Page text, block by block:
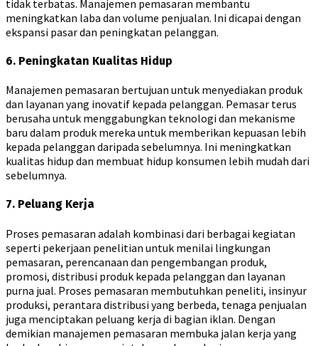
tidak terbatas. Manajemen pemasaran membantu
meningkatkan laba dan volume penjualan. Ini dicapai dengan
ekspansi pasar dan peningkatan pelanggan.
6. Peningkatan Kualitas Hidup
Manajemen pemasaran bertujuan untuk menyediakan produk
dan layanan yang inovatif kepada pelanggan. Pemasar terus
berusaha untuk menggabungkan teknologi dan mekanisme
baru dalam produk mereka untuk memberikan kepuasan lebih
kepada pelanggan daripada sebelumnya. Ini meningkatkan
kualitas hidup dan membuat hidup konsumen lebih mudah dari
sebelumnya.
7. Peluang Kerja
Proses pemasaran adalah kombinasi dari berbagai kegiatan
seperti pekerjaan penelitian untuk menilai lingkungan
pemasaran, perencanaan dan pengembangan produk,
promosi, distribusi produk kepada pelanggan dan layanan
purna jual. Proses pemasaran membutuhkan peneliti, insinyur
produksi, perantara distribusi yang berbeda, tenaga penjualan
juga menciptakan peluang kerja di bagian iklan. Dengan
demikian manajemen pemasaran membuka jalan kerja yang